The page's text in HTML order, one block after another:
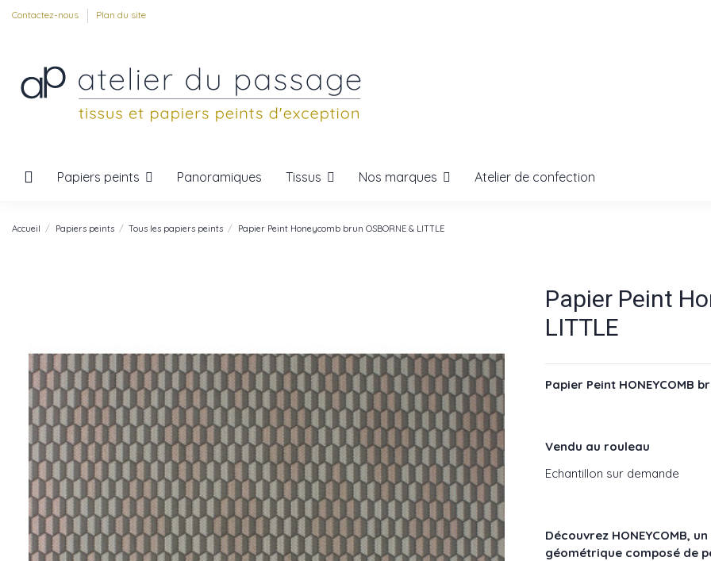
Contactez-nous Plan du site
Papiers peints Panoramiques Tissus Nos marques Atelier de confection
Accueil Papiers peints Tous les papiers peints Papier Peint Honeycomb brun OSBORNE & LITTLE
Papier Peint
LITTLE
Papier Peint HONEYCOMB
Vendu au rouleau
Echantillon sur demande
Découvrez HONEYCOMB,
géométrique composé de